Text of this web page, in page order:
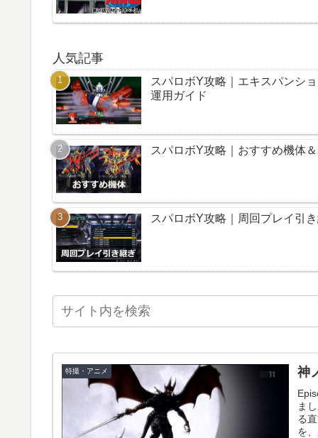
人気記事
スパロボY攻略｜エキスパンシ
運用ガイド
スパロボY攻略｜おすすめ機体
スパロボY攻略｜周回プレイ引
特撮・アニメ 神
ま
る
を